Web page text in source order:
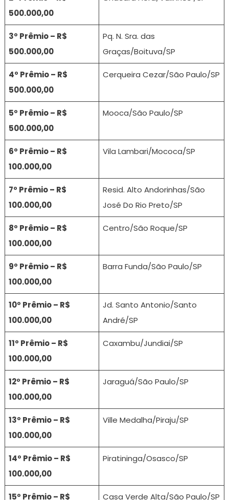
500.000,00
3º Prêmio – R$
500.000,00
Pq. N. Sra. das
Graças/Boituva/SP
4º Prêmio – R$
500.000,00
Cerqueira Cezar/São Paulo/SP
5º Prêmio – R$
500.000,00
Mooca/São Paulo/SP
6º Prêmio – R$
100.000,00
Vila Lambari/Mococa/SP
7º Prêmio – R$
100.000,00
Resid. Alto Andorinhas/São
José Do Rio Preto/SP
8º Prêmio – R$
100.000,00
Centro/São Roque/SP
9º Prêmio – R$
100.000,00
Barra Funda/São Paulo/SP
10º Prêmio – R$
100.000,00
Jd. Santo Antonio/Santo
André/SP
11º Prêmio – R$
100.000,00
Caxambu/Jundiai/SP
12º Prêmio – R$
100.000,00
Jaraguá/São Paulo/SP
13º Prêmio – R$
100.000,00
Ville Medalha/Piraju/SP
14º Prêmio – R$
100.000,00
Piratininga/Osasco/SP
15º Prêmio – R$ Casa Verde Alta/São Paulo/SP